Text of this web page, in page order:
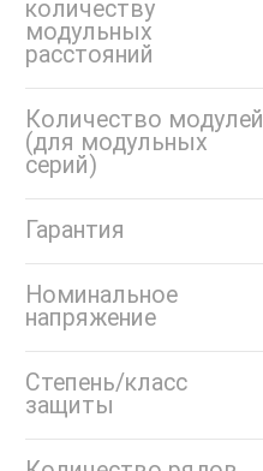
количеству
модульных
расстояний
Количество модулей
(для модульных
серий)
Гарантия
Номинальное
напряжение
Степень/класс
защиты